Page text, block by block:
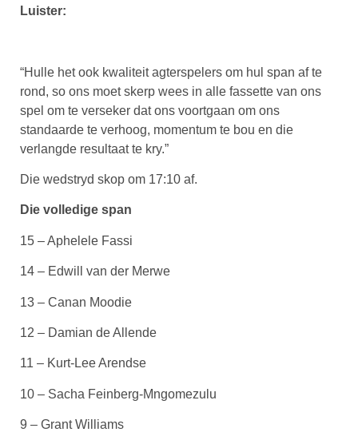
Luister:
“Hulle het ook kwaliteit agterspelers om hul span af te
rond, so ons moet skerp wees in alle fassette van ons
spel om te verseker dat ons voortgaan om ons
standaarde te verhoog, momentum te bou en die
verlangde resultaat te kry.”
Die wedstryd skop om 17:10 af.
Die volledige span
15 – Aphelele Fassi
14 – Edwill van der Merwe
13 – Canan Moodie
12 – Damian de Allende
11 – Kurt-Lee Arendse
10 – Sacha Feinberg-Mngomezulu
9 – Grant Williams